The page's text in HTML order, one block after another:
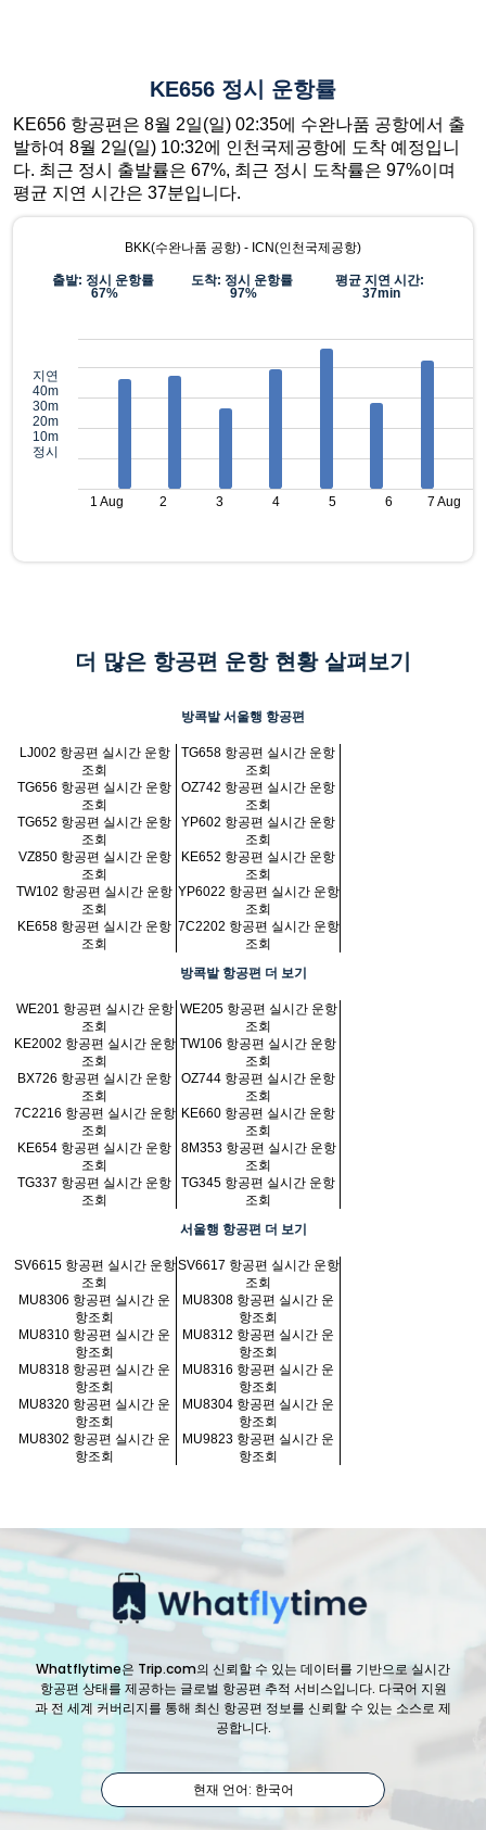
KE656 정시 운항률
KE656 항공편은 8월 2일(일) 02:35에 수완나품 공항에서 출
발하여 8월 2일(일) 10:32에 인천국제공항에 도착 예정입니
다. 최근 정시 출발률은 67%, 최근 정시 도착률은 97%이며
평균 지연 시간은 37분입니다.
BKK(수완나품 공항) - ICN(인천국제공항)
출발: 정시 운항률
67%
도착: 정시 운항률
97%
평균 지연 시간:
37min
지연
40m
30m
20m
10m
정시
1 Aug 2 3 4 5 6 7 Aug
더 많은 항공편 운항 현황 살펴보기
방콕발 서울행 항공편
LJ002 항공편 실시간 운항
조회
TG658 항공편 실시간 운항
조회
TG656 항공편 실시간 운항
조회
OZ742 항공편 실시간 운항
조회
TG652 항공편 실시간 운항
조회
YP602 항공편 실시간 운항
조회
VZ850 항공편 실시간 운항
조회
KE652 항공편 실시간 운항
조회
TW102 항공편 실시간 운항
조회
YP6022 항공편 실시간 운항
조회
KE658 항공편 실시간 운항
조회
7C2202 항공편 실시간 운항
조회
방콕발 항공편 더 보기
WE201 항공편 실시간 운항
조회
WE205 항공편 실시간 운항
조회
KE2002 항공편 실시간 운항
조회
TW106 항공편 실시간 운항
조회
BX726 항공편 실시간 운항
조회
OZ744 항공편 실시간 운항
조회
7C2216 항공편 실시간 운항
조회
KE660 항공편 실시간 운항
조회
KE654 항공편 실시간 운항
조회
8M353 항공편 실시간 운항
조회
TG337 항공편 실시간 운항
조회
TG345 항공편 실시간 운항
조회
서울행 항공편 더 보기
SV6615 항공편 실시간 운항
조회
SV6617 항공편 실시간 운항
조회
MU8306 항공편 실시간 운
항조회
MU8308 항공편 실시간 운
항조회
MU8310 항공편 실시간 운
항조회
MU8312 항공편 실시간 운
항조회
MU8318 항공편 실시간 운
항조회
MU8316 항공편 실시간 운
항조회
MU8320 항공편 실시간 운
항조회
MU8304 항공편 실시간 운
항조회
MU8302 항공편 실시간 운
항조회
MU9823 항공편 실시간 운
항조회
Whatflytime은 Trip.com의 신뢰할 수 있는 데이터를 기반으로 실시간
항공편 상태를 제공하는 글로벌 항공편 추적 서비스입니다. 다국어 지원
과 전 세계 커버리지를 통해 최신 항공편 정보를 신뢰할 수 있는 소스로 제
공합니다.
현재 언어: 한국어